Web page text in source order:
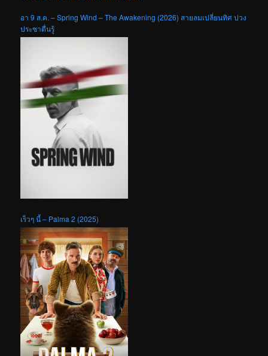
อา 9 ส.ค. – Spring Wind – The Awakening (2026) สายลมเปลี่ยนทิศ ปวง
ประชาตื่นรู้
เร็วๆ นี้ – Palma 2 (2025)